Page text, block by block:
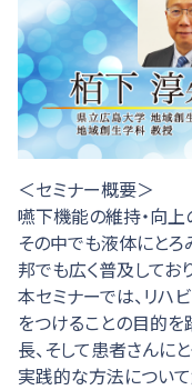
＜セミナー概要＞
嚥下機能の維持・向上
その中でも液体にと
邦でも広く普及してお
本セミナーでは、リハ
をつけることの目的
長、そして患者さんに
実践的な方法について